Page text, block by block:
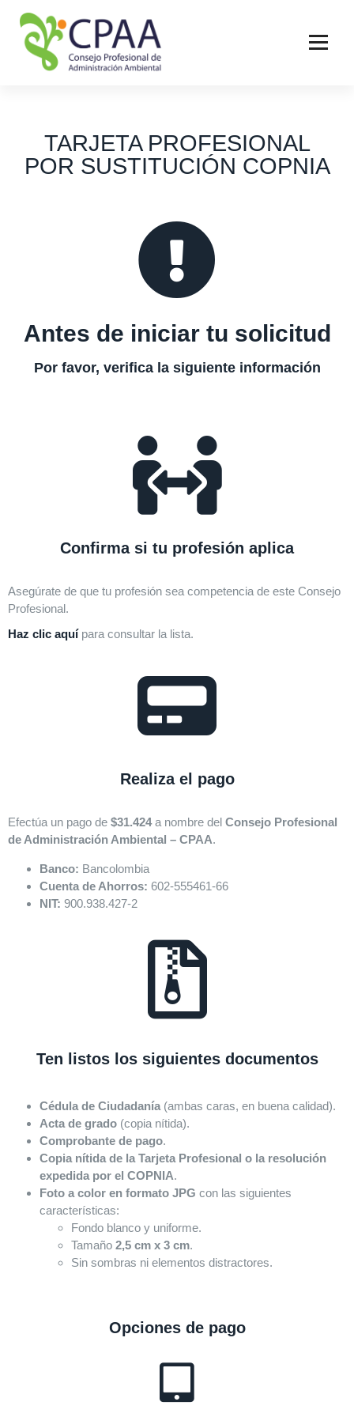
TARJETA PROFESIONAL
POR SUSTITUCIÓN COPNIA
Antes de iniciar tu solicitud
Por favor, verifica la siguiente información
Confirma si tu profesión aplica
Asegúrate de que tu profesión sea competencia de este Consejo
Profesional.
Haz clic aquípara consultar la lista.
Realizael pago
Efectúa un pago de $31.424a nombre del Consejo Profesional
de Administración Ambiental – CPAA.
Banco: Bancolombia
Cuenta de Ahorros: 602-555461-66
NIT: 900.938.427-2
Ten listos los siguientes documentos
Cédula de Ciudadanía (ambas caras, en buena calidad).
Acta de grado (copia nítida).
Comprobante de pago.
Copia nítida de la Tarjeta Profesional o la resolución
expedida por el COPNIA.
Foto a color en formato JPG con las siguientes
características:
Fondo blanco y uniforme.
Tamaño 2,5 cm x 3 cm.
Sin sombras ni elementos distractores.
Opciones de pago